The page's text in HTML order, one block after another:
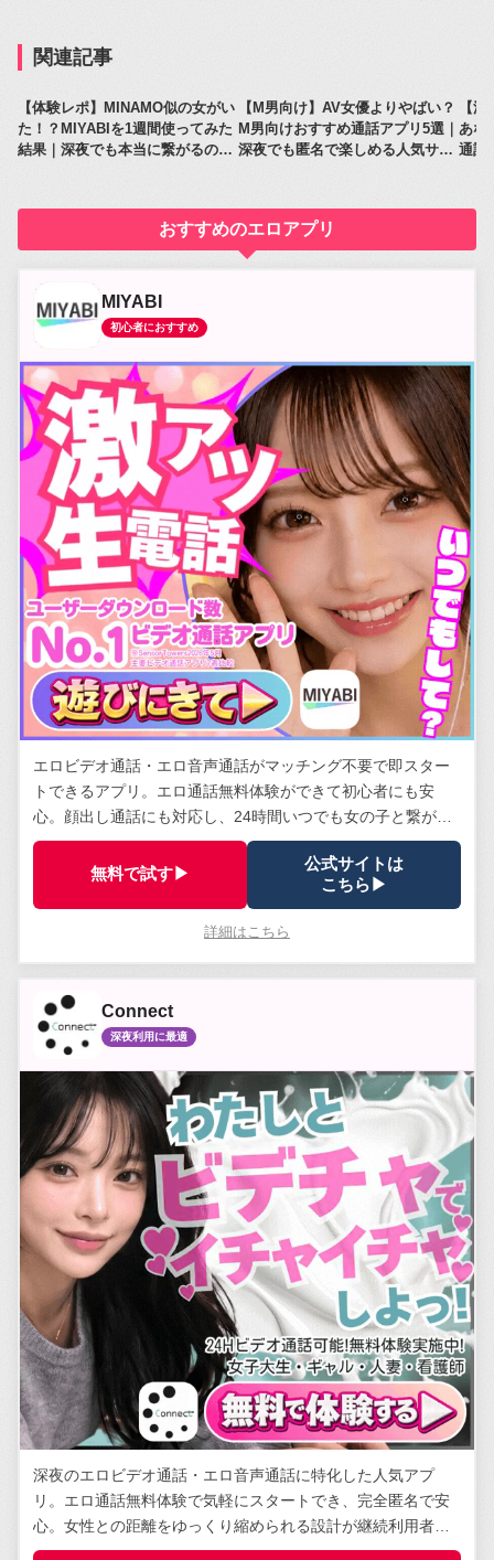
関連記事
【体験レポ】MINAMO似の女がい
た！？MIYABIを1週間使ってみた
結果｜深夜でも本当に繋がるのか
【M男向け】AV女優よりやばい？
M男向けおすすめ通話アプリ5選｜
深夜でも匿名で楽しめる人気サー
【
あな
通話
おすすめのエロアプリ
MIYABI
初心者におすすめ
エロビデオ通話・エロ音声通話がマッチング不要で即スター
トできるアプリ。エロ通話無料体験ができて初心者にも安
心。顔出し通話にも対応し、24時間いつでも女の子と繋がれ
る。安全管理体制は業界トップクラス。
無料で試す▶
公式サイトは
こちら▶
詳細はこちら
Connect
深夜利用に最適
深夜のエロビデオ通話・エロ音声通話に特化した人気アプ
リ。エロ通話無料体験で気軽にスタートでき、完全匿名で安
心。女性との距離をゆっくり縮められる設計が継続利用者に
支持されている。